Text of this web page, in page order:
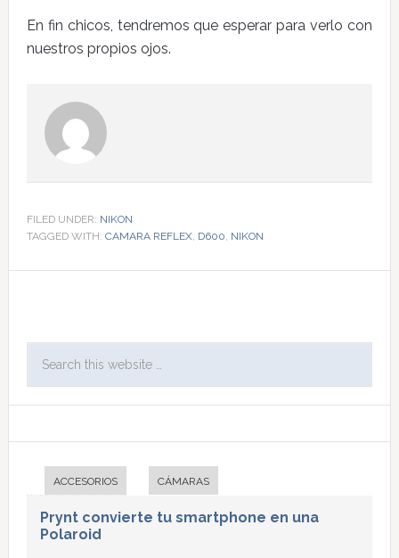
En fin chicos, tendremos que esperar para verlo con
nuestros propios ojos.
FILED UNDER: NIKON
TAGGED WITH: CAMARA REFLEX, D600, NIKON
ACCESORIOS CÁMARAS
Prynt convierte tu smartphone en una
Polaroid